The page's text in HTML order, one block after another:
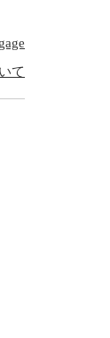
て